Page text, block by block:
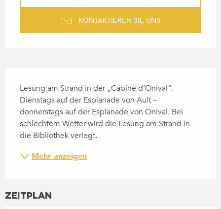
KONTAKTIEREN SIE UNS
Lesung am Strand in der „Cabine d’Onival“.
Dienstags auf der Esplanade von Ault –
donnerstags auf der Esplanade von Onival. Bei
schlechtem Wetter wird die Lesung am Strand in
die Bibliothek verlegt.
Mehr anzeigen
ZEITPLAN